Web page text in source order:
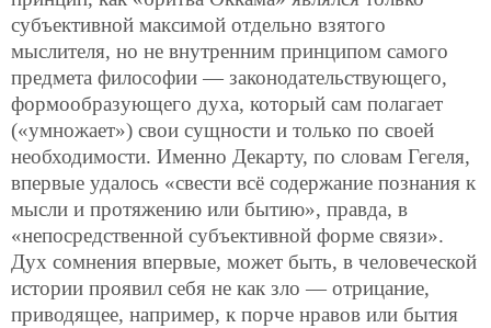
субъективной максимой отдельно взятого
мыслителя, но не внутренним принципом самого
предмета философии — законодательствующего,
формообразующего духа, который сам полагает
(«умножает») свои сущности и только по своей
необходимости. Именно Декарту, по словам Гегеля,
впервые удалось «свести всё содержание познания к
мысли и протяжению или бытию», правда, в
«непосредственной субъективной форме связи».
Дух сомнения впервые, может быть, в человеческой
истории проявил себя не как зло — отрицание,
приводящее, например, к порче нравов или бытия